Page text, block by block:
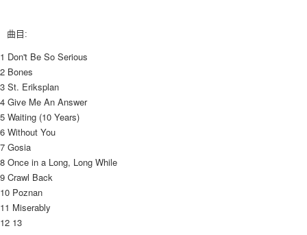
【注意事項】
易，需依本服務之必要範圍內提供個人資料，並將交易相關給付款項請求債
權轉讓予恩沛科技股份有限公司。
２．關於個人資料處理事宜，請瀏覽以下網址：
https://aftee.tw/terms/#terms3
３．未成年的使用者請事先徵得法定代理人或監護人之同意方可使用
「AFTEE先享後付」，若未經同意申辦者引起之損失，本公司不負相關責
任。
４．使用「AFTEE先享後付」時，將依據個別帳號之用戶狀況，依本公司即
時審查核予不同之上限額度；若仍有額度不足之情形，本公司將視審查結果
請求用戶進行身份認證。
恩沛科技股份有限公司將有權停止該用戶之使用額度並採取法律行動。
宅配 (離島)
每筆NT$200
付款後門市自取
免運費
亞洲國家/地區配送
北美國家/地區配送
歐洲國家/地區配送
曲目:
1 Don't Be So Serious
2 Bones
3 St. Eriksplan
4 Give Me An Answer
5 Waiting (10 Years)
6 Without You
7 Gosia
8 Once in a Long, Long While
9 Crawl Back
10 Poznan
11 Miserably
12 13